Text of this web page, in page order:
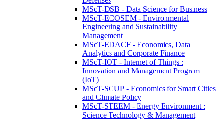
MScT-DSB - Data Science for Business
MScT-ECOSEM - Environmental
Engineering and Sustainability
Management
MScT-EDACF - Economics, Data
Analytics and Corporate Finance
MScT-IOT - Internet of Things :
Innovation and Management Program
(IoT)
MScT-SCUP - Economics for Smart Cities
and Climate Policy
MScT-STEEM - Energy Environment :
Science Technology & Management